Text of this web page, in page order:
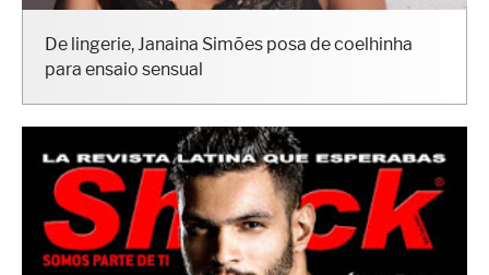
De lingerie, Janaina Simões posa de coelhinha
para ensaio sensual